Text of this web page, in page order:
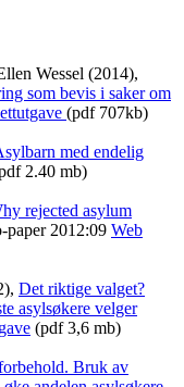
Wessel (2014),
som bevis i saker om
(pdf 707kb)
med endelig
2.40 mb)
rejected asylum
paper 2012:09 Web
Det riktige valget?
asylsøkere velger
(pdf 3,6 mb)
Bruk av